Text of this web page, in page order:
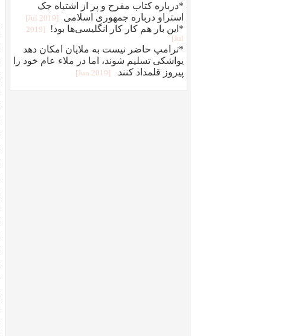
*درباره کتاب مفرح و پر از اشتباه جک
استراو درباره جمهوری اسلامی
[2019 Jul]
*این بار هم کار کار انگلیسی‌ها بود!
[2019
Jul]
*ترامپ حاضر نیست به ملایان امکان دهد
یواشکی تسلیم شوند، اما در ملاء عام خود را
پیروز قلمداد کنند
[2019 Jun]